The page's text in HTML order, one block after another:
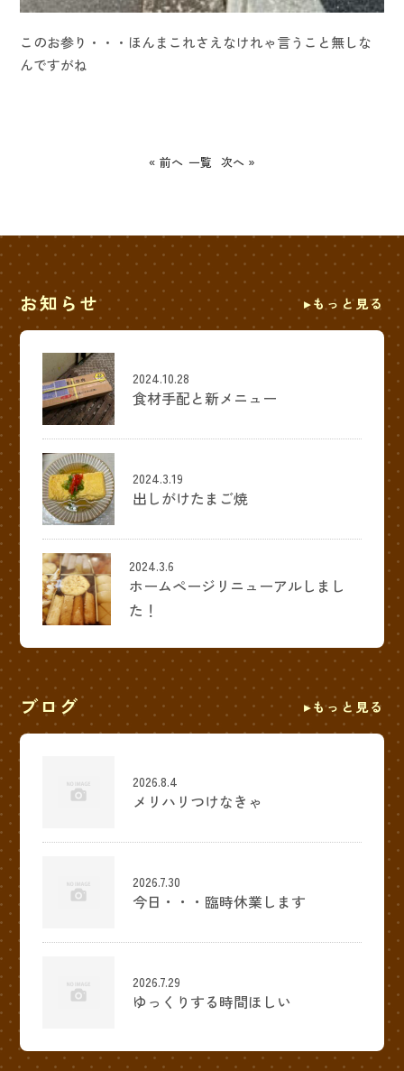
このお参り・・・ほんまこれさえなけれゃ言うこと無しな
んですがね
« 前へ 一覧 次へ »
お知らせ もっと見る
2024.10.28
食材手配と新メニュー
2024.3.19
出しがけたまご焼
2024.3.6
ホームページリニューアルしまし
た！
ブログ もっと見る
2026.8.4
メリハリつけなきゃ
2026.7.30
今日・・・臨時休業します
2026.7.29
ゆっくりする時間ほしい